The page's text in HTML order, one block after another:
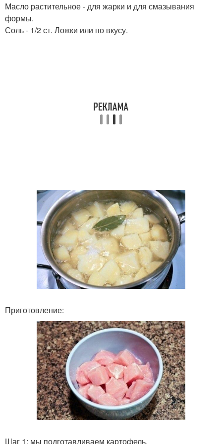
Масло растительное - для жарки и для смазывания
формы.
Соль - 1/2 ст. Ложки или по вкусу.
Приготовление:
Шаг 1: мы подготавливаем картофель.